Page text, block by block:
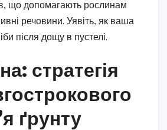
що допомагають рослинам
речовини. Уявіть, як ваша
після дощу в пустелі.
стратегія
ґрунту